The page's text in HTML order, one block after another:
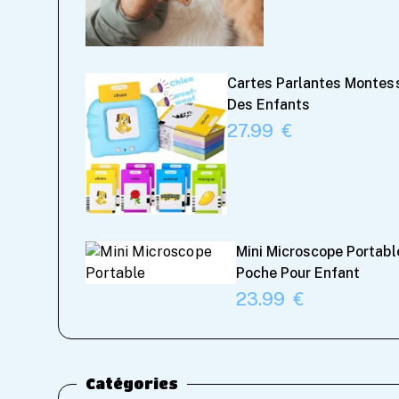
Cartes Parlantes
Des Enfants
27.99
Mini Microscope
Poche Pour Enfant
23.99
Catégories